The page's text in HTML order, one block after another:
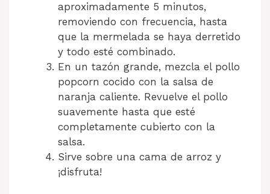
aproximadamente 5 minutos,
removiendo con frecuencia, hasta
que la mermelada se haya derretido
y todo esté combinado.
En un tazón grande, mezcla el pollo
popcorn cocido con la salsa de
naranja caliente. Revuelve el pollo
suavemente hasta que esté
completamente cubierto con la
salsa.
Sirve sobre una cama de arroz y
¡disfruta!